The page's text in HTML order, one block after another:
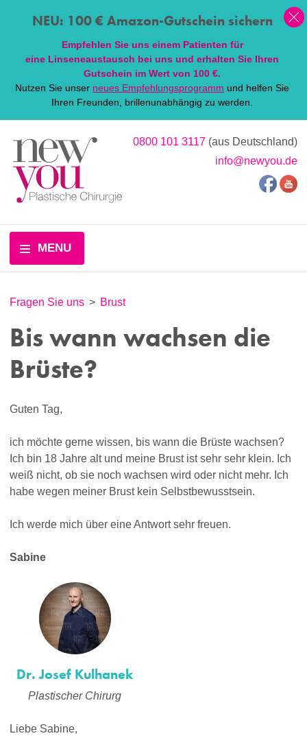
NEU: 100 € Amazon-Gutschein sichern
Empfehlen Sie uns einem Patienten für
eine Linseneaustausch bei uns und erhalten Sie Ihren
Gutschein im Wert von 100 €.
Nutzen Sie unser neues Empfehlungsprogramm und helfen Sie
Ihren Freunden, brillenunabhängig zu werden.
0800 101 3117 (aus Deutschland)
info@newyou.de
MENU
Fragen Sie uns > Brust
Bis wann wachsen die
Brüste?
Guten Tag,
ich möchte gerne wissen, bis wann die Brüste wachsen?
Ich bin 18 Jahre alt und meine Brust ist sehr sehr klein. Ich
weiß nicht, ob sie noch wachsen wird oder nicht mehr. Ich
habe wegen meiner Brust kein Selbstbewusstsein.
Ich werde mich über eine Antwort sehr freuen.
Sabine
Dr. Josef Kulhanek
Plastischer Chirurg
Liebe Sabine,